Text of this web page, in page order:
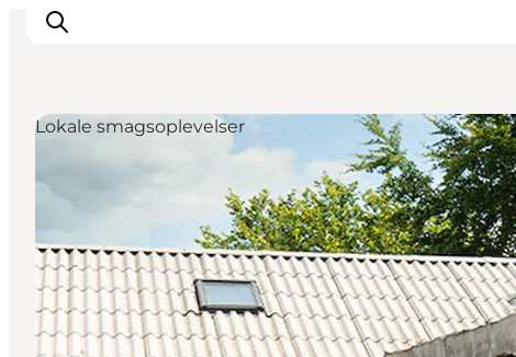
Oplevelser
Byer og steder
Planlæg ferien
Transport
Lokale smagsoplevelser